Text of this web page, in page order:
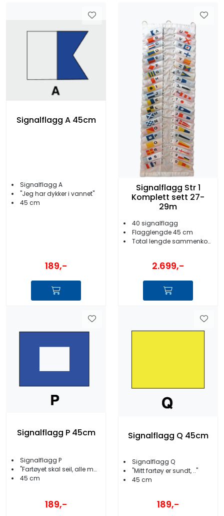
Signalflagg A 45cm
Signalflagg A
''Jeg har dykker i vannet''
45 cm
189,-
Signalflagg Str 1
Komplett sett 27-
29m
40 signalflagg
Flagglengde 45 cm
Total lengde sammenkoblet 27-29 meter
2.699,-
Signalflagg P 45cm
Signalflagg P
''Fartøyet skal seil, alle må ombord''
45 cm
189,-
Signalflagg Q 45cm
Signalflagg Q
''Mitt fartøy er sundt, ..''
45 cm
189,-